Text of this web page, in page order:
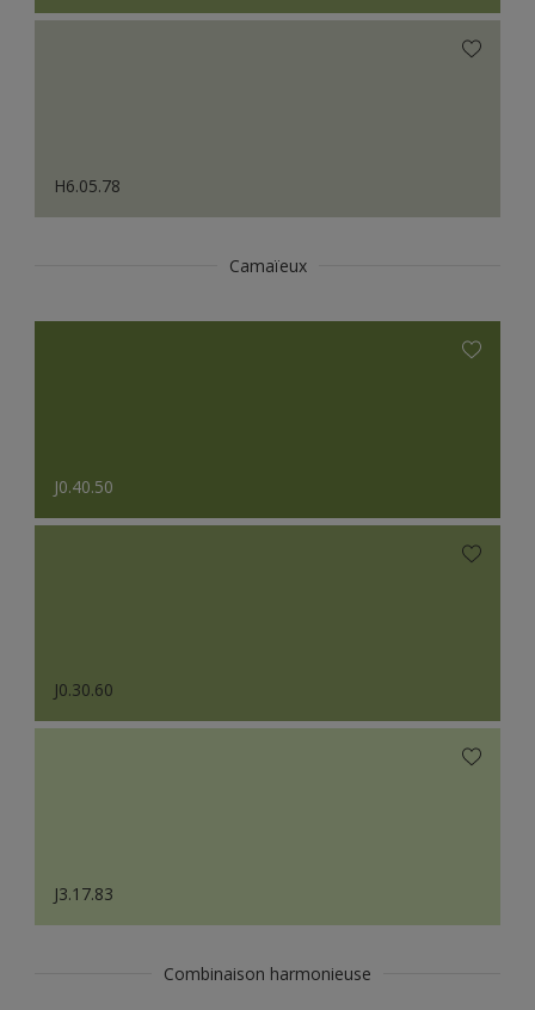
H6.05.78
Camaïeux
J0.40.50
J0.30.60
J3.17.83
Combinaison harmonieuse